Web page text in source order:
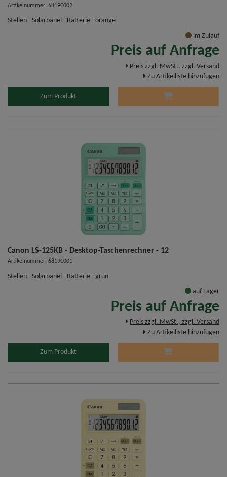
Artikelnummer: 6819C002
Stellen - Solarpanel - Batterie - orange
im Zulauf
Preis auf Anfrage
Preis zzgl. MwSt., zzgl. Versand
Zu Artikelliste hinzufügen
Zum Produkt
Canon LS-125KB - Desktop-Taschenrechner - 12
Artikelnummer: 6819C001
Stellen - Solarpanel - Batterie - grün
auf Lager
Preis auf Anfrage
Preis zzgl. MwSt., zzgl. Versand
Zu Artikelliste hinzufügen
Zum Produkt